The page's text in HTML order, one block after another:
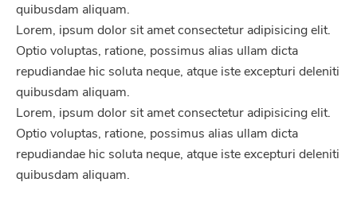
quibusdam aliquam.
Lorem, ipsum dolor sit amet consectetur adipisicing elit.
Optio voluptas, ratione, possimus alias ullam dicta
repudiandae hic soluta neque, atque iste excepturi deleniti
quibusdam aliquam.
Lorem, ipsum dolor sit amet consectetur adipisicing elit.
Optio voluptas, ratione, possimus alias ullam dicta
repudiandae hic soluta neque, atque iste excepturi deleniti
quibusdam aliquam.